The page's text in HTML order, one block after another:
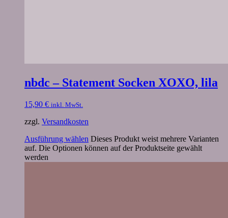
nbdc – Statement Socken XOXO, lila
15,90 € inkl. MwSt.
zzgl. Versandkosten
Ausführung wählen Dieses Produkt weist mehrere Varianten
auf. Die Optionen können auf der Produktseite gewählt
werden